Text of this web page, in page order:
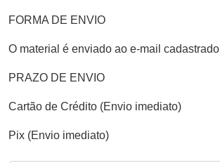
FORMA DE ENVIO
O material é enviado ao e-mail cadastrado
PRAZO DE ENVIO
Cartão de Crédito (Envio imediato)
Pix (Envio imediato)